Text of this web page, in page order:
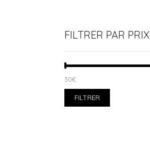
FILTRER PAR PRIX
PRIX
MIN
PRIX
MAX
FILTRER
30€